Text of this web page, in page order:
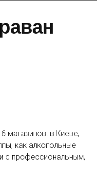
магазинов: в Киеве,
как алкогольные
с профессиональным,